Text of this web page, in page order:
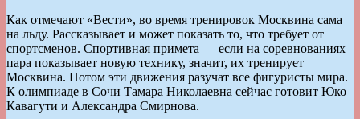
Как отмечают «Вести», во время тренировок Москвина сама
на льду. Рассказывает и может показать то, что требует от
спортсменов. Спортивная примета — если на соревнованиях
пара показывает новую технику, значит, их тренирует
Москвина. Потом эти движения разучат все фигуристы мира.
К олимпиаде в Сочи Тамара Николаевна сейчас готовит Юко
Кавагути и Александра Смирнова.